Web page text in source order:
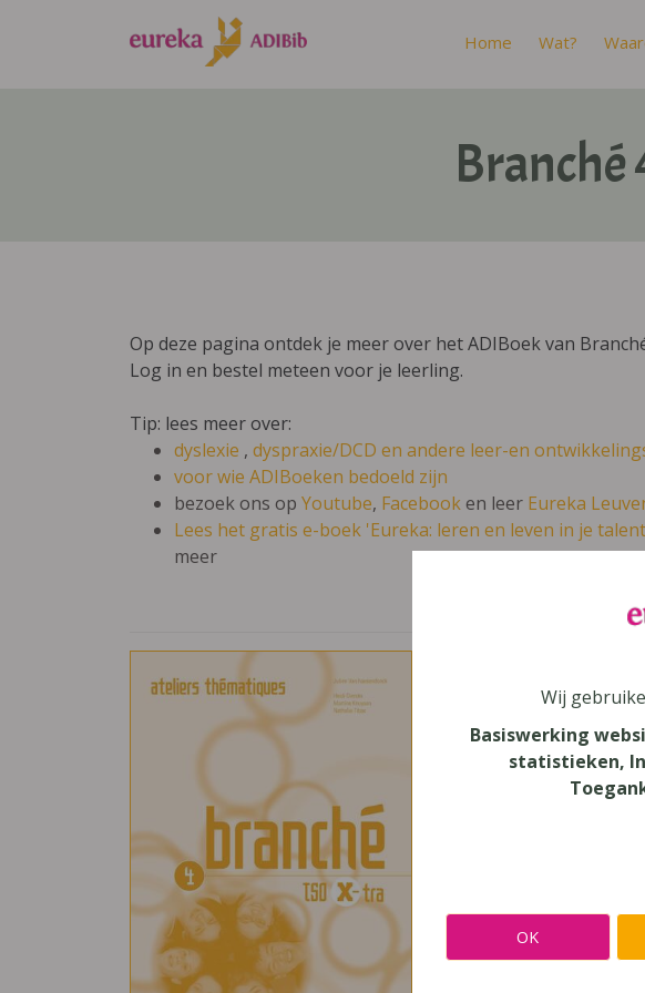
Home Wat?
Branché
Op deze pagina ontdek je meer over het ADIBoek van
Log in en bestel meteen voor je leerling.
Tip: lees meer over:
dyslexie , dyspraxie/DCD en andere leer-en
voor wie ADIBoeken bedoeld zijn
bezoek ons op Youtube, Facebooken leer Eureka
Lees het gratis e-boek 'Eureka: leren en leven in je
meer
Frans
Secundair Onderwijs,
Uitgeverij
Wij
Basiswerking
statistieken,
OK